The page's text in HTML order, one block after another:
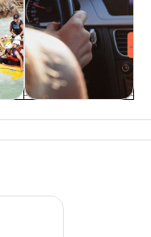
Esmeralda en el Parque